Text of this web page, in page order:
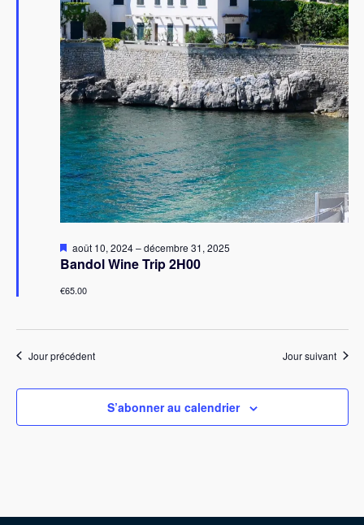
Bandol Wine Trip 2H00
Mis
en
avant
août 10, 2024–décembre 31, 2025
€65.00
Jour précédent Jour suivant
S’abonner au calendrier